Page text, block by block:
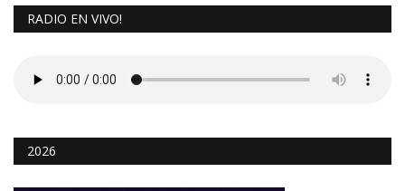
RADIO EN VIVO!
2026